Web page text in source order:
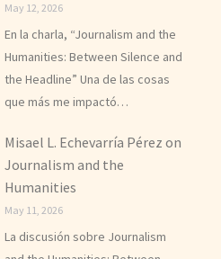
May 12, 2026
En la charla, “Journalism and the
Humanities: Between Silence and
the Headline” Una de las cosas
que más me impactó…
Misael L. Echevarría Pérez on
Journalism and the
Humanities
May 11, 2026
La discusión sobre Journalism